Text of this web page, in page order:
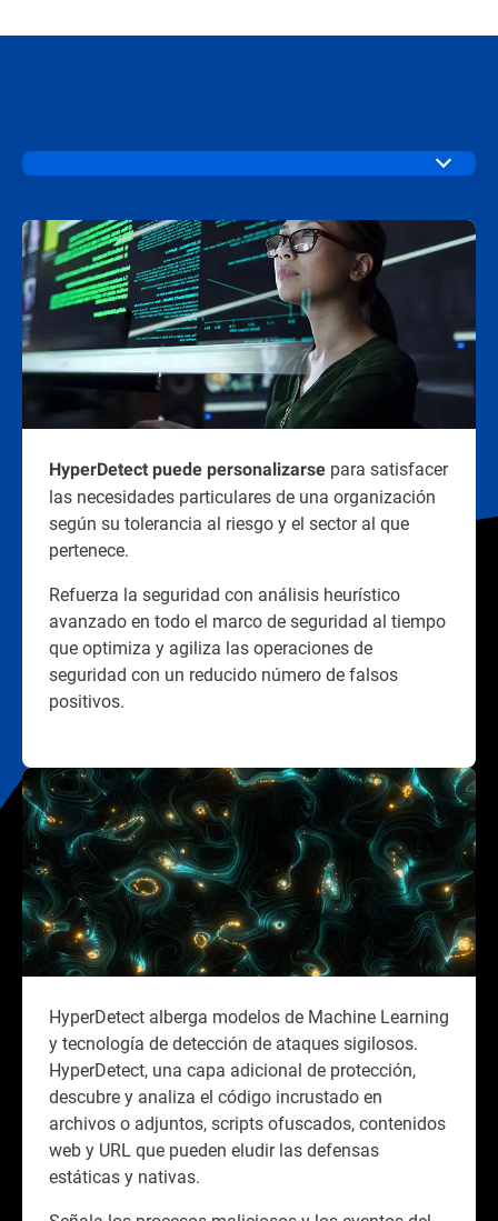
HyperDetect puede personalizarse para satisfacer
las necesidades particulares de una organización
según su tolerancia al riesgo y el sector al que
pertenece.
Refuerza la seguridad con análisis heurístico
avanzado en todo el marco de seguridad al tiempo
que optimiza y agiliza las operaciones de
seguridad con un reducido número de falsos
positivos.
HyperDetect alberga modelos de Machine Learning
y tecnología de detección de ataques sigilosos.
HyperDetect, una capa adicional de protección,
descubre y analiza el código incrustado en
archivos o adjuntos, scripts ofuscados, contenidos
web y URL que pueden eludir las defensas
estáticas y nativas.